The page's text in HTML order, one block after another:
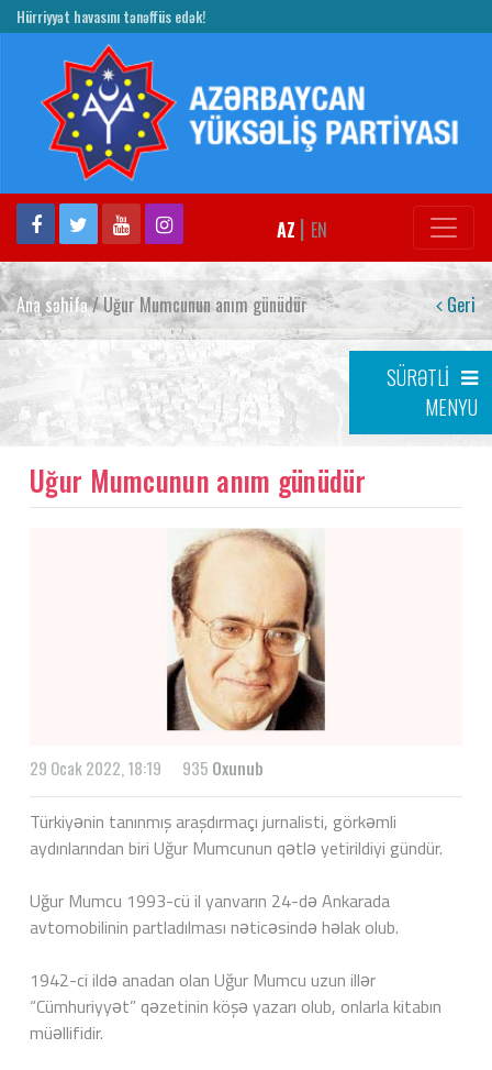
Hürriyyət havasını tənəffüs edək!
AZ | EN
Ana səhifə/ Uğur Mumcunun anım günüdür Geri
SÜRƏTLİ
MENYU
Uğur Mumcunun anım günüdür
29 Ocak 2022, 18:19 935 Oxunub
Türkiyənin tanınmış araşdırmaçı jurnalisti, görkəmli
aydınlarından biri Uğur Mumcunun qətlə yetirildiyi gündür.
Uğur Mumcu 1993-cü il yanvarın 24-də Ankarada
avtomobilinin partladılması nəticəsində həlak olub.
1942-ci ildə anadan olan Uğur Mumcu uzun illər
“Cümhuriyyət” qəzetinin köşə yazarı olub, onlarla kitabın
müəllifidir.